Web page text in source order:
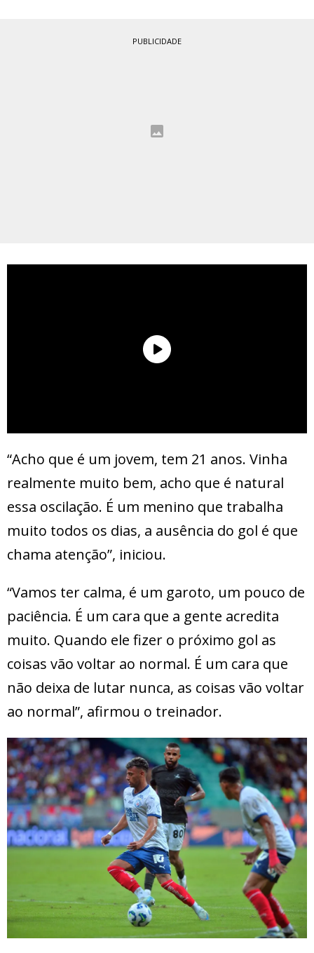
PUBLICIDADE
“Acho que é um jovem, tem 21 anos. Vinha
realmente muito bem, acho que é natural
essa oscilação. É um menino que trabalha
muito todos os dias, a ausência do gol é que
chama atenção”, iniciou.
“Vamos ter calma, é um garoto, um pouco de
paciência. É um cara que a gente acredita
muito. Quando ele fizer o próximo gol as
coisas vão voltar ao normal. É um cara que
não deixa de lutar nunca, as coisas vão voltar
ao normal”, afirmou o treinador.